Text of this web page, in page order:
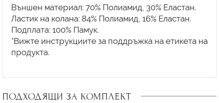
Външен материал: 70% Полиамид, 30% Eластан.
Ластик на колана: 84% Полиамид, 16% Еластан.
Подплата: 100% Памук.
*Вижте инструкциите за поддръжка на етикета на
продукта.
ПОДХОДЯЩИ ЗА КОМПЛЕКТ